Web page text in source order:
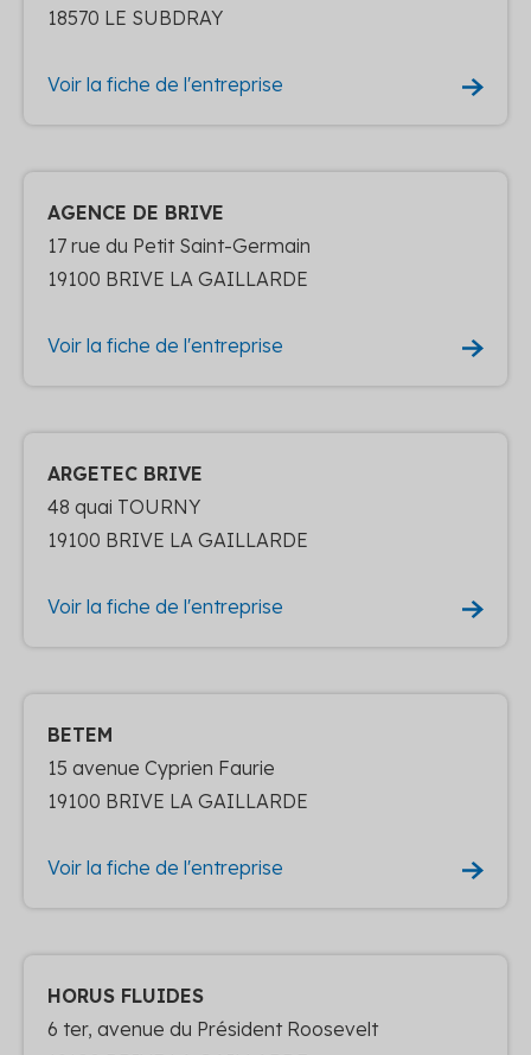
18570 LE SUBDRAY
Voir la fiche de l'entreprise
AGENCE DE BRIVE
17 rue du Petit Saint-Germain
19100 BRIVE LA GAILLARDE
Voir la fiche de l'entreprise
ARGETEC BRIVE
48 quai TOURNY
19100 BRIVE LA GAILLARDE
Voir la fiche de l'entreprise
BETEM
15 avenue Cyprien Faurie
19100 BRIVE LA GAILLARDE
Voir la fiche de l'entreprise
HORUS FLUIDES
6 ter, avenue du Président Roosevelt